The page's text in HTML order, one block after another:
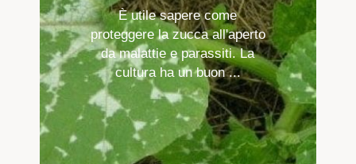
È utile sapere come
proteggere la zucca all'aperto
da malattie e parassiti. La
cultura ha un buon ...